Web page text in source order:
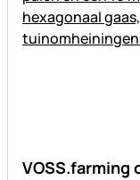
VOSS.farming